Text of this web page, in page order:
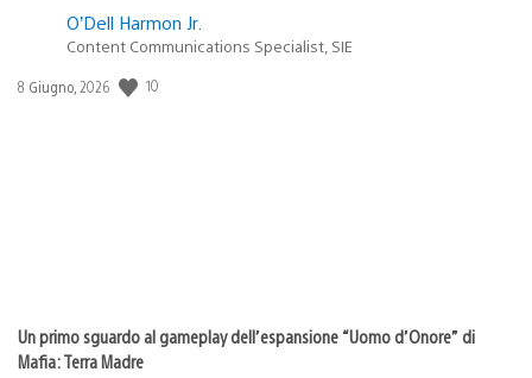
O’Dell Harmon Jr.
Content Communications Specialist, SIE
Data
8 Giugno, 2026 10
Un primo sguardo al gameplay dell’espansione “Uomo d’Onore” di
Mafia: Terra Madre